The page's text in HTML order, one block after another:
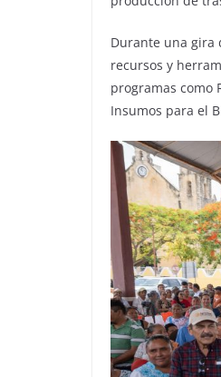
Durante una gira
recursos y
programas como
Insumos para el